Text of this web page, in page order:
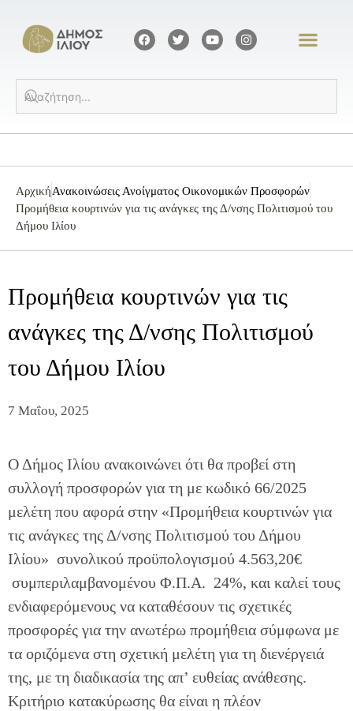
ΑρχικήΑνακοινώσεις Ανοίγματος Οικονομικών Προσφορών
Προμήθεια κουρτινών για τις ανάγκες της Δ/νσης Πολιτισμού του
Δήμου Ιλίου
Προμήθεια κουρτινών για τις
ανάγκες της Δ/νσης Πολιτισμού
του Δήμου Ιλίου
7 Μαΐου, 2025
Ο Δήμος Ιλίου ανακοινώνει ότι θα προβεί στη
συλλογή προσφορών για τη με κωδικό 66/2025
μελέτη που αφορά στην «Προμήθεια κουρτινών για
τις ανάγκες της Δ/νσης Πολιτισμού του Δήμου
Ιλίου» συνολικού προϋπολογισμού 4.563,20€
συμπεριλαμβανομένου Φ.Π.Α. 24%, και καλεί τους
ενδιαφερόμενους να καταθέσουν τις σχετικές
προσφορές για την ανωτέρω προμήθεια σύμφωνα με
τα οριζόμενα στη σχετική μελέτη για τη διενέργειά
της, με τη διαδικασία της απ’ ευθείας ανάθεσης.
Κριτήριο κατακύρωσης θα είναι η πλέον